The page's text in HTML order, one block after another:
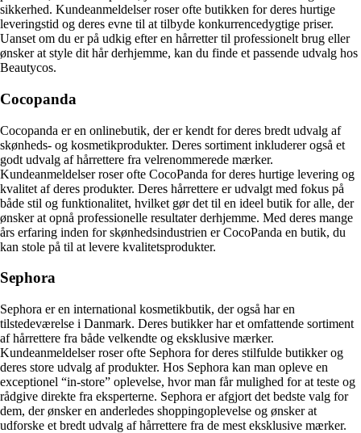
sikkerhed. Kundeanmeldelser roser ofte butikken for deres hurtige
leveringstid og deres evne til at tilbyde konkurrencedygtige priser.
Uanset om du er på udkig efter en hårretter til professionelt brug eller
ønsker at style dit hår derhjemme, kan du finde et passende udvalg hos
Beautycos.
Cocopanda
Cocopanda er en onlinebutik, der er kendt for deres bredt udvalg af
skønheds- og kosmetikprodukter. Deres sortiment inkluderer også et
godt udvalg af hårrettere fra velrenommerede mærker.
Kundeanmeldelser roser ofte CocoPanda for deres hurtige levering og
kvalitet af deres produkter. Deres hårrettere er udvalgt med fokus på
både stil og funktionalitet, hvilket gør det til en ideel butik for alle, der
ønsker at opnå professionelle resultater derhjemme. Med deres mange
års erfaring inden for skønhedsindustrien er CocoPanda en butik, du
kan stole på til at levere kvalitetsprodukter.
Sephora
Sephora er en international kosmetikbutik, der også har en
tilstedeværelse i Danmark. Deres butikker har et omfattende sortiment
af hårrettere fra både velkendte og eksklusive mærker.
Kundeanmeldelser roser ofte Sephora for deres stilfulde butikker og
deres store udvalg af produkter. Hos Sephora kan man opleve en
exceptionel “in-store” oplevelse, hvor man får mulighed for at teste og
rådgive direkte fra eksperterne. Sephora er afgjort det bedste valg for
dem, der ønsker en anderledes shoppingoplevelse og ønsker at
udforske et bredt udvalg af hårrettere fra de mest eksklusive mærker.